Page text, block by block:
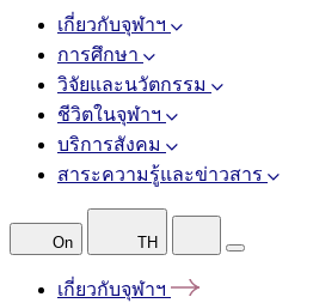
เกี่ยวกับจุฬาฯ
การศึกษา
วิจัยและนวัตกรรม
ชีวิตในจุฬาฯ
บริการสังคม
สาระความรู้และข่าวสาร
On TH
เกี่ยวกับจุฬาฯ